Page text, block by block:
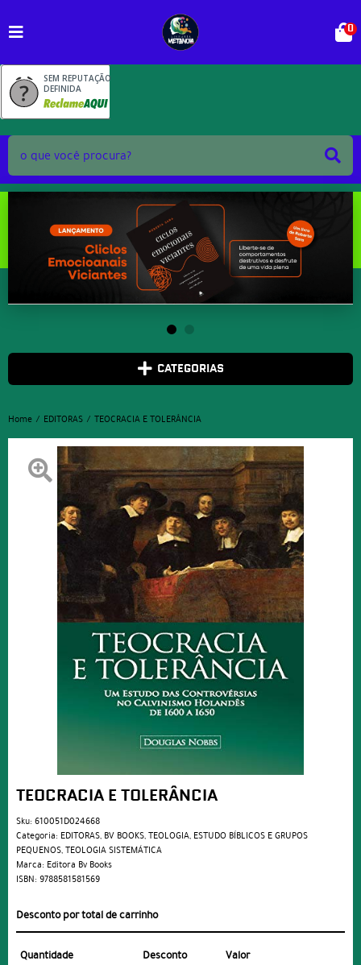
SEM REPUTAÇÃO
DEFINIDA
0
CATEGORIAS
Home EDITORAS TEOCRACIA E TOLERÂNCIA
TEOCRACIA E TOLERÂNCIA
Sku: 610051D024668
Categoria: EDITORAS, BV BOOKS,TEOLOGIA, ESTUDO BÍBLICOS E GRUPOS
PEQUENOS,TEOLOGIA SISTEMÁTICA
Marca: Editora Bv Books
ISBN: 9788581581569
Desconto por total de carrinho
Quantidade Desconto
Valor